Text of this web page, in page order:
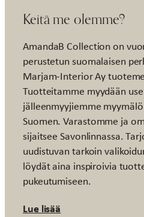
Keitä me olemme?
AmandaB Collection on
perustetun suomalaisen
Marjam-Interior Ay
Tuotteitamme myydään
jälleenmyyjiemme
Suomen. Varastomme ja
sijaitsee Savonlinnassa.
uudistuvan tarkoin
löydät aina inspiroivia
pukeutumiseen.
Lue lisää